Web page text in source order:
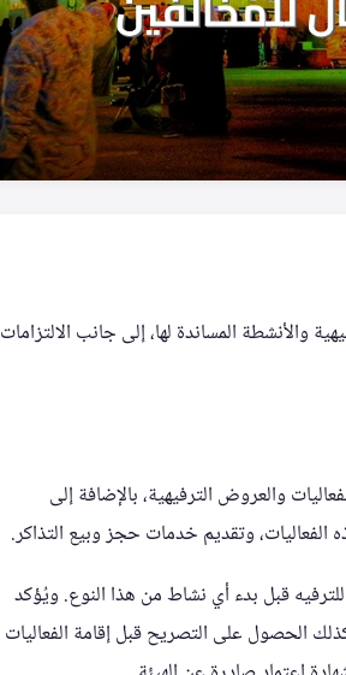
والأنشطة المساندة لها، إلى جانب الالتزامات
والعروض الترفيهية، بالإضافة إلى
الفعاليات، وتقديم خدمات حجز وبيع التذاكر.
قبل بدء أي نشاط من هذا النوع. ويُؤكد
الحصول على التصريح قبل إقامة الفعاليات